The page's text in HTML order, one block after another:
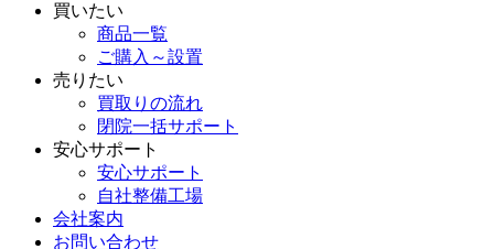
買いたい
商品一覧
ご購入～設置
売りたい
買取りの流れ
閉院一括サポート
安心サポート
安心サポート
自社整備工場
会社案内
お問い合わせ